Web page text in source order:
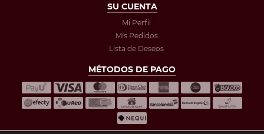
SU CUENTA
Mi Perfil
Mis Pedidos
Lista de Deseos
MÉTODOS DE PAGO